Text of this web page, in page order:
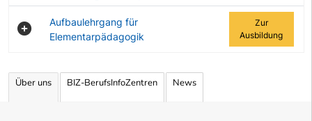
Aufbaulehrgang für
Elementarpädagogik
Zur
Ausbildung
Über uns BIZ-BerufsInfoZentren News